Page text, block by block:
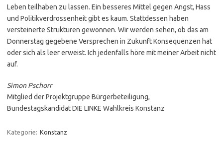
Leben teilhaben zu lassen. Ein besseres Mittel gegen Angst, Hass
und Politikverdrossenheit gibt es kaum. Stattdessen haben
versteinerte Strukturen gewonnen. Wir werden sehen, ob das am
Donnerstag gegebene Versprechen in Zukunft Konsequenzen hat
oder sich als leer erweist. Ich jedenfalls höre mit meiner Arbeit nicht
auf.
Simon Pschorr
Mitglied der Projektgruppe Bürgerbeteiligung,
Bundestagskandidat DIE LINKE Wahlkreis Konstanz
Kategorie: Konstanz